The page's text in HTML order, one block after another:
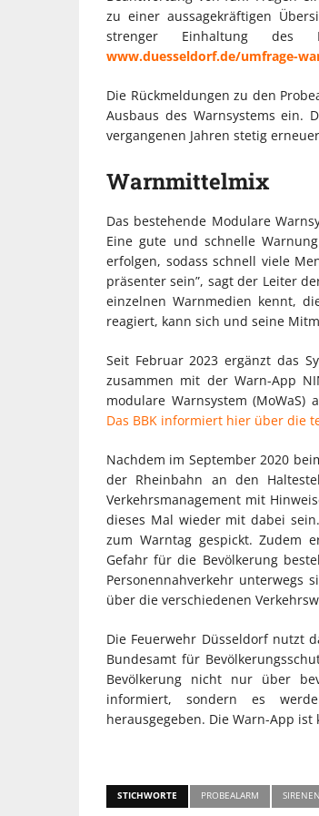
zu einer aussagekräftigen
strenger Einhaltung des
www.duesseldorf.de/umfrage-
Die Rückmeldungen zu den
Ausbaus des Warnsystems ein.
vergangenen Jahren stetig
Warnmittelmix
Das bestehende Modulare
Eine gute und schnelle
erfolgen, sodass schnell viele
präsenter sein”, sagt der Leiter
einzelnen Warnmedien kennt,
reagiert, kann sich und seine
Seit Februar 2023 ergänzt das
zusammen mit der Warn-App
modulare Warnsystem
Das BBK informiert hier über die
Nachdem im September 2020
der Rheinbahn an den
Verkehrsmanagement mit
dieses Mal wieder mit dabei
zum Warntag gespickt. Zudem
Gefahr für die Bevölkerung
Personennahverkehr unterwegs
über die verschiedenen
Die Feuerwehr Düsseldorf nutzt
Bundesamt für
Bevölkerung nicht nur über
informiert, sondern es
herausgegeben. Die Warn-App
STICHWORTE PROBEALARM